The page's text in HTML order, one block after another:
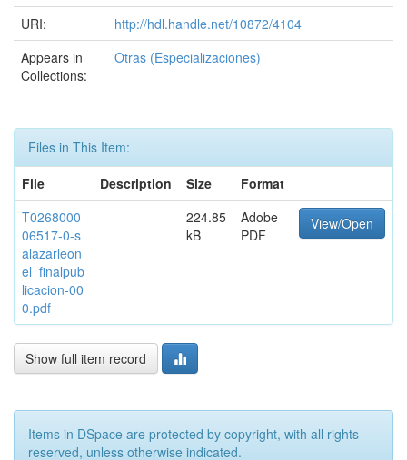
URI:
http://hdl.handle.net/10872/4104
Appears in
Collections:
Otras (Especializaciones)
Files in This Item:
File
Description Size
Format
T0268000
06517-0-s
alazarleon
el_finalpub
licacion-00
0.pdf
224.85
kB
Adobe
PDF
View/Open
Show full item record
Items in DSpace are protected by copyright, with all rights
reserved, unless otherwise indicated.